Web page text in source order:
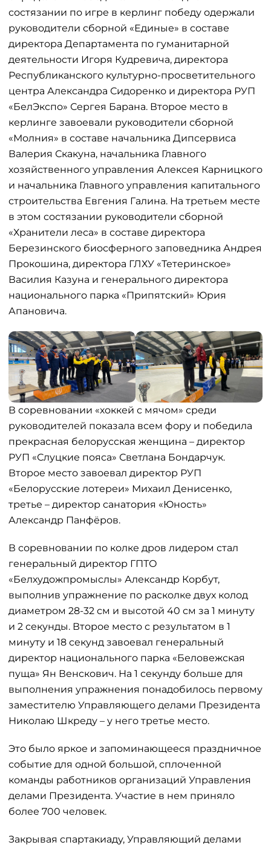
состязании по игре в керлинг победу одержали
руководители сборной «Единые» в составе
директора Департамента по гуманитарной
деятельности Игоря Кудревича, директора
Республиканского культурно-просветительного
центра Александра Сидоренко и директора РУП
«БелЭкспо» Сергея Барана. Второе место в
керлинге завоевали руководители сборной
«Молния» в составе начальника Дипсервиса
Валерия Скакуна, начальника Главного
хозяйственного управления Алексея Карницкого
и начальника Главного управления капитального
строительства Евгения Галина. На третьем месте
в этом состязании руководители сборной
«Хранители леса» в составе директора
Березинского биосферного заповедника Андрея
Прокошина, директора ГЛХУ «Тетеринское»
Василия Казуна и генерального директора
национального парка «Припятский» Юрия
Апановича.
В соревновании «хоккей с мячом» среди
руководителей показала всем фору и победила
прекрасная белорусская женщина – директор
РУП «Слуцкие пояса» Светлана Бондарчук.
Второе место завоевал директор РУП
«Белорусские лотереи» Михаил Денисенко,
третье – директор санатория «Юность»
Александр Панфёров.
В соревновании по колке дров лидером стал
генеральный директор ГПТО
«Белхудожпромыслы» Александр Корбут,
выполнив упражнение по расколке двух колод
диаметром 28-32 см и высотой 40 см за 1 минуту
и 2 секунды. Второе место с результатом в 1
минуту и 18 секунд завоевал генеральный
директор национального парка «Беловежская
пуща» Ян Венскович. На 1 секунду больше для
выполнения упражнения понадобилось первому
заместителю Управляющего делами Президента
Николаю Шкреду – у него третье место.
Это было яркое и запоминающееся праздничное
событие для одной большой, сплоченной
команды работников организаций Управления
делами Президента. Участие в нем приняло
более 700 человек.
Закрывая спартакиаду, Управляющий делами